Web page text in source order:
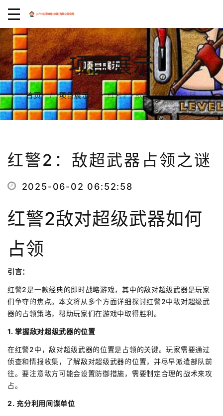
项目展示
首页 项目展示 红警2：敌超武器占领之谜
红警2：敌超武器占领之谜
2025-06-02 06:52:58
红警2敌对超级武器如何
占领
引言：
红警2是一款经典的即时战略游戏，其中的敌对超级武器是玩家
们争夺的焦点。本文将从多个方面详细探讨红警2中敌对超级武
器的占领策略，帮助玩家们在游戏中取得胜利。
1. 掌握敌对超级武器的位置
在红警2中，敌对超级武器的位置是占领的关键。玩家需要通过
侦查和情报收集，了解敌对超级武器的位置，并尽早派遣部队前
往。要注意敌方可能会设置防御措施，需要制定合理的战术来攻
占。
2. 充分利用间谍单位